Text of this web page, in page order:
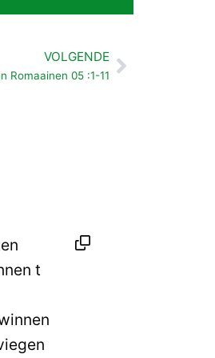
VOLGENDE
Romaainen 05 :1-11Volgende
t